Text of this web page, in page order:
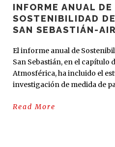
INFORME ANUAL DE
SOSTENIBILIDAD
SAN SEBASTIÁN-
El informe anual de
San Sebastián, en el capítulo
Atmosférica, ha incluido el
investigación de medida de
Read More